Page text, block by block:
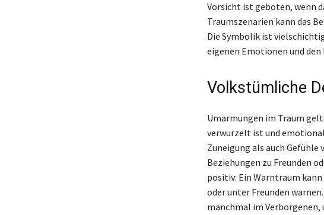
Vorsicht ist geboten, wenn
Traumszenarien kann das
Die Symbolik ist
eigenen Emotionen und den
Volkstümliche
Umarmungen im Traum
verwurzelt ist und
Zuneigung als auch Gefühle
Beziehungen zu Freunden
positiv: Ein Warntraum
oder unter Freunden
manchmal im Verborgenen,